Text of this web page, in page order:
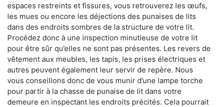
espaces restreints et fissures, vous retrouverez les œufs,
les mues ou encore les déjections des punaises de lits
dans des endroits sombres de la structure de votre lit.
Procédez donc à une inspection minutieuse de votre lit
pour être sûr qu’elles ne sont pas présentes. Les revers de
vêtement aux meubles, les tapis, les prises électriques et
autres peuvent également leur servir de repère. Nous
vous conseillons donc de vous munir d’une lampe torche
pour partir à la chasse de punaise de lit dans votre
demeure en inspectant les endroits précités. Cela pourrait